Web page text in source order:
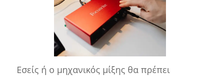
Εσείς ή ο μηχανικός μίξης θα πρέπει